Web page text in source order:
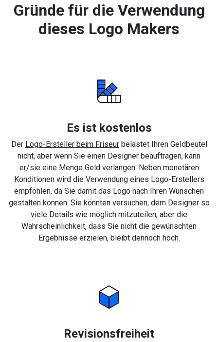
Gründe für die Verwendung
dieses Logo Makers
Es ist kostenlos
Der Logo-Ersteller beim Friseurbelastet Ihren Geldbeutel
nicht, aber wenn Sie einen Designer beauftragen, kann
er/sie eine Menge Geld verlangen. Neben monetären
Konditionen wird die Verwendung eines Logo-Erstellers
empfohlen, da Sie damit das Logo nach Ihren Wünschen
gestalten können. Sie könnten versuchen, dem Designer so
viele Details wie möglich mitzuteilen, aber die
Wahrscheinlichkeit, dass Sie nicht die gewünschten
Ergebnisse erzielen, bleibt dennoch hoch.
Revisionsfreiheit